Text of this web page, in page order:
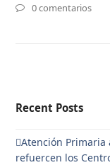
0 comentarios
Recent Posts
Atención Primaria
refuercen los